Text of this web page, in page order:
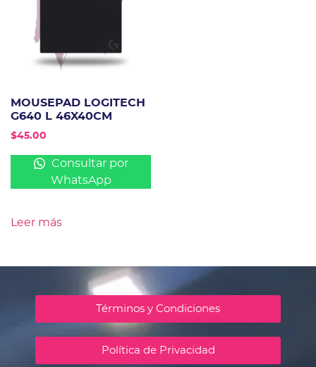
MOUSEPAD LOGITECH
G640 L 46X40CM
$45.00
Consultar por
WhatsApp
Leer más
Términos y Condiciones
Política de Privacidad